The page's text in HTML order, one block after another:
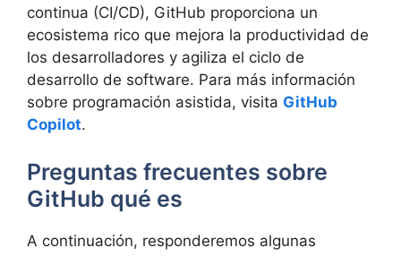
continua (CI/CD), GitHub proporciona un
ecosistema rico que mejora la productividad de
los desarrolladores y agiliza el ciclo de
desarrollo de software. Para más información
sobre programación asistida, visita GitHub
Copilot.
Preguntas frecuentes sobre
GitHub qué es
A continuación, responderemos algunas